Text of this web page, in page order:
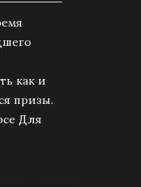
как и
призы.
Для